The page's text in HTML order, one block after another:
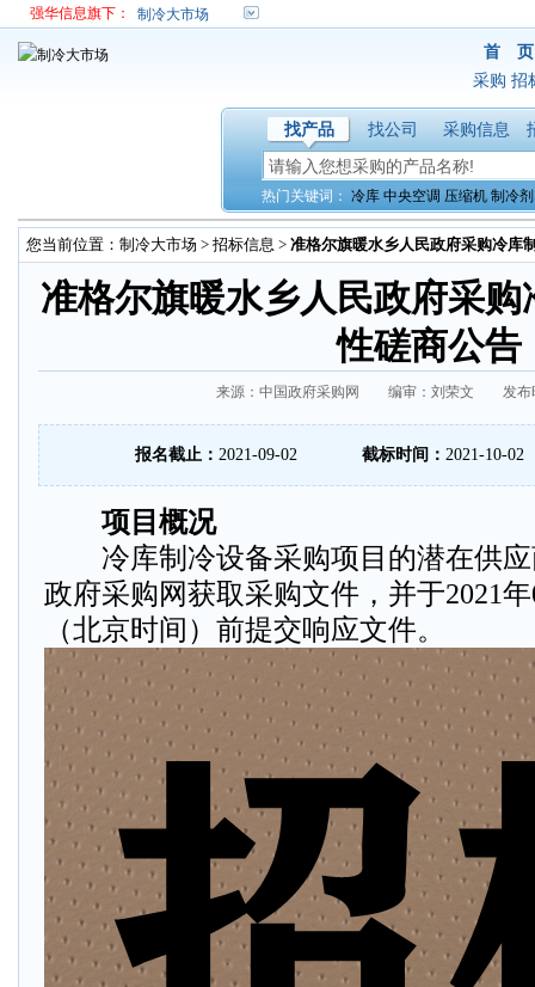
强华信息旗下： 制冷大市场
首 页
采购 招
找产品 找公司 采购信息
热门关键词： 冷库 中央空调 压缩机 制冷剂
您当前位置： 制冷大市场 > 招标信息 > 准格尔旗暖水乡人民政府采购冷库
准格尔旗暖水乡人民政府采
性磋商公告
来源：中国政府采购网 编审：刘荣文 发布时
报名截止： 2021-09-02 截标时间： 2021-10-02
项目概况
冷库制冷设备采购项目的潜在供应
政府采购网获取采购文件，并于2021
（北京时间）前提交响应文件。